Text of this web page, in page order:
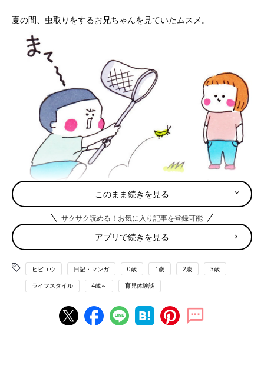
夏の間、虫取りをするお兄ちゃんを見ていたムスメ。
ある日「味噌こし」を持った私を見て…
このまま続きを見る
サクサク読める！お気に入り記事を登録可能
アプリで続きを見る
ヒビユウ 日記・マンガ 0歳 1歳 2歳 3歳
ライフスタイル 4歳～ 育児体験談